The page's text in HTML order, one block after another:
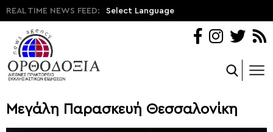
REAL TIME NEWS FEED: Select Language
Μεγάλη Παρασκευή Θεσσαλονίκη